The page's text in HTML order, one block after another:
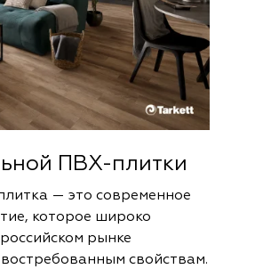
ПВХ-плитки
— это современное
которое широко
рынке
свойствам.